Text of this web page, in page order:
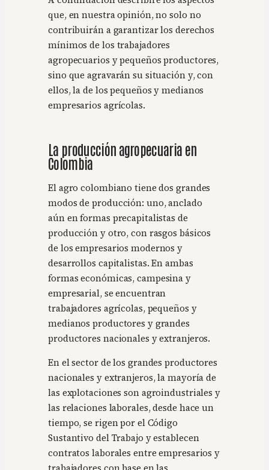
que, en nuestra opinión, no solo no
contribuirán a garantizar los derechos
mínimos de los trabajadores
agropecuarios y pequeños productores,
sino que agravarán su situación y, con
ellos, la de los pequeños y medianos
empresarios agrícolas.
La producción agropecuaria en
Colombia
El agro colombiano tiene dos grandes
modos de producción: uno, anclado
aún en formas precapitalistas de
producción y otro, con rasgos básicos
de los empresarios modernos y
desarrollos capitalistas. En ambas
formas económicas, campesina y
empresarial, se encuentran
trabajadores agrícolas, pequeños y
medianos productores y grandes
productores nacionales y extranjeros.
En el sector de los grandes productores
nacionales y extranjeros, la mayoría de
las explotaciones son agroindustriales y
las relaciones laborales, desde hace un
tiempo, se rigen por el Código
Sustantivo del Trabajo y establecen
contratos laborales entre empresarios y